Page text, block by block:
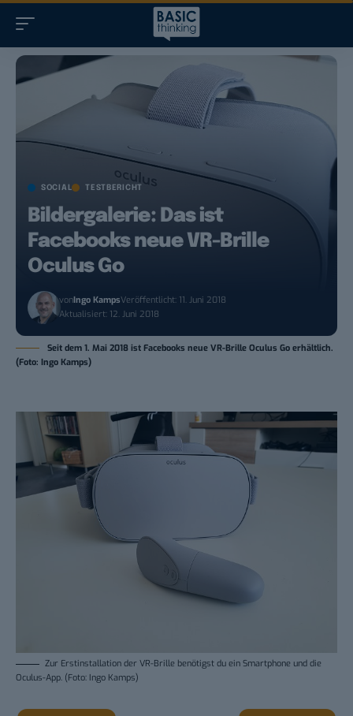
SOCIAL TESTBERICHT
Bildergalerie: Das ist
Facebooks neue VR-Brille
Oculus Go
vonIngo KampsVeröffentlicht: 11. Juni 2018
Aktualisiert: 12. Juni 2018
Seit dem 1. Mai 2018 ist Facebooks neue VR-Brille Oculus Go erhältlich.
(Foto: Ingo Kamps)
Zur Erstinstallation der VR-Brille benötigst du ein Smartphone und die
Oculus-App. (Foto: Ingo Kamps)